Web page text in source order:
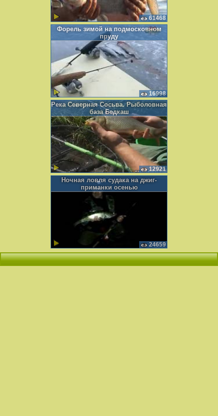
61468
Форель зимой на подмосковном
пруду
16998
Река Северная Сосьва. Рыболовная
база Бедкаш
12921
Ночная ловля судака на джиг-
приманки осенью
24659